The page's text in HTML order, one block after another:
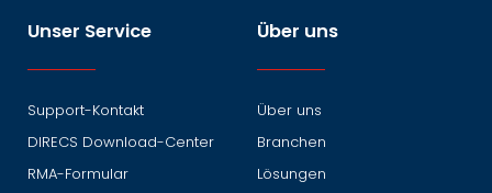
Unser Service
Support-Kontakt
DIRECS Download-Center
RMA-Formular
Über uns
Über uns
Branchen
Lösungen